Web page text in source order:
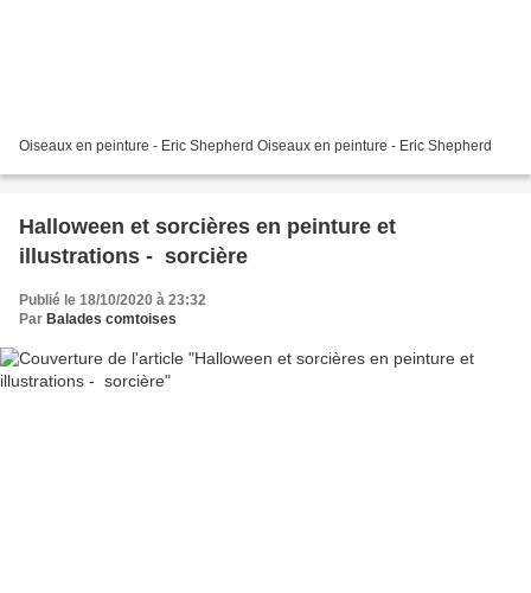
Oiseaux en peinture - Eric Shepherd Oiseaux en peinture - Eric Shepherd
Halloween et sorcières en peinture et
illustrations - sorcière
Publié le 18/10/2020 à 23:32
Par Balades comtoises